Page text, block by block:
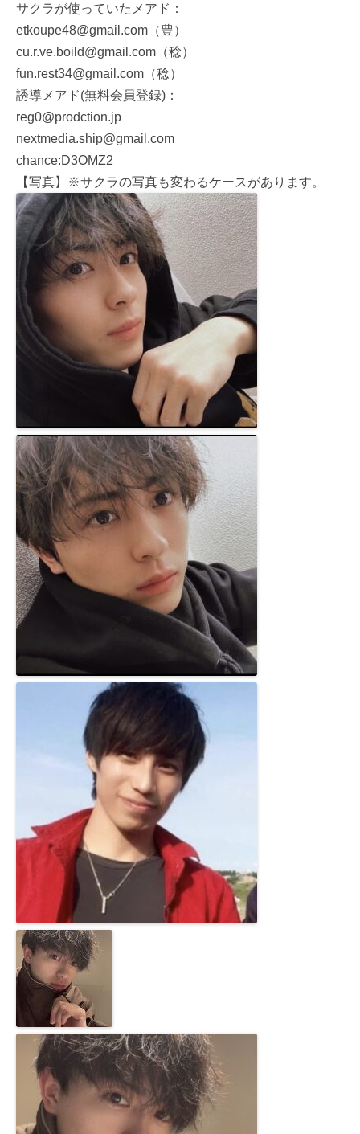
サクラが使っていたメアド：
etkoupe48@gmail.com（豊）
cu.r.ve.boild@gmail.com（稔）
fun.rest34@gmail.com（稔）
誘導メアド(無料会員登録)：
reg0@prodction.jp
nextmedia.ship@gmail.com
chance:D3OMZ2
【写真】※サクラの写真も変わるケースがあります。